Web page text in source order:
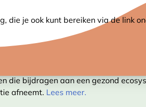
die je ook kunt bereiken via de link
die bijdragen aan een gezond
afneemt. Lees meer.